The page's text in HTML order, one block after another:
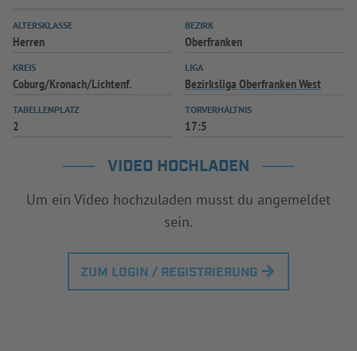
ALTERSKLASSE
Herren
BEZIRK
Oberfranken
KREIS
Coburg/Kronach/Lichtenf.
LIGA
Bezirksliga Oberfranken West
TABELLENPLATZ
2
TORVERHÄLTNIS
17:5
VIDEO HOCHLADEN
Um ein Video hochzuladen musst du angemeldet
sein.
ZUM LOGIN / REGISTRIERUNG